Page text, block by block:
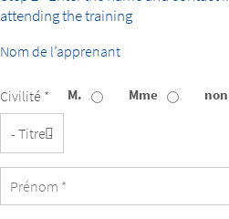
attending the training
Nom de l’apprenant
Civilité * M. Mme